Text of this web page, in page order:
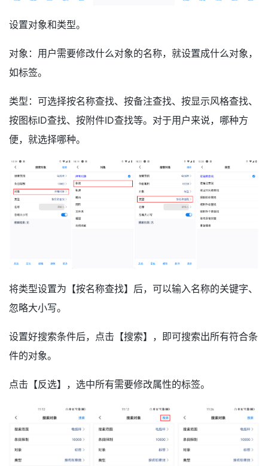
设置对象和类型。
对象：用户需要修改什么对象的名称，就设置成什么对象，
如标签。
类型：可选择按名称查找、按备注查找、按显示风格查找、
按图标ID查找、按附件ID查找等。对于用户来说，哪种方
便，就选择哪种。
将类型设置为【按名称查找】后，可以输入名称的关键字、
忽略大小写。
设置好搜索条件后，点击【搜索】，即可搜索出所有符合条
件的对象。
点击【反选】，选中所有需要修改属性的标签。